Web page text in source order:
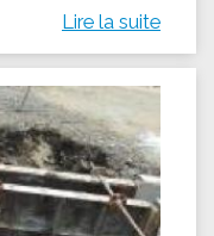
Lire la suite